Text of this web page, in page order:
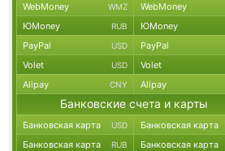
WebMoney WMZ WebMoney
ЮMoney RUB ЮMoney
PayPal USD PayPal
Volet USD Volet
Alipay CNY Alipay
Банковские счета и карты
Банковская карта USD Банковская карта
Банковская карта RUB Банковская карта